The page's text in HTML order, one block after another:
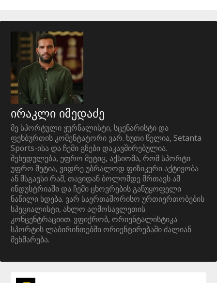
ირაკლი იმედაძე
მე სპორტული ჟურნალისტი, სცენარისტი და
ფეხბურთის კომენტატორი ვარ. ხუთი წელია, Setanta
Sports-ისა და ჩემი გზები დაკავშირებულია.
შეხედულება, უფრო მეტიც, აქსიომა, რომ სპორტი
უფრო მეტია, ვიდრე უბრალოდ ფიზიკური აქტივობა
ან მსგავსი რამ, თავიდან ბოლომდე მრთავს ამ
ინდუსტრიაში და ჩემი ცხოვრების განუყოფელი
ნაწილი ხდება. ვარ საერთაშორისო ურთიერთობების
სპეციალისტი, ახლო აღმოსავლეთის
კონცენტრაციით. ვფიქრობ, ორიენტალისტიკა
სპორტის ლაბირინთებში ორიენტირებაში ძალიან
მეხმარება.